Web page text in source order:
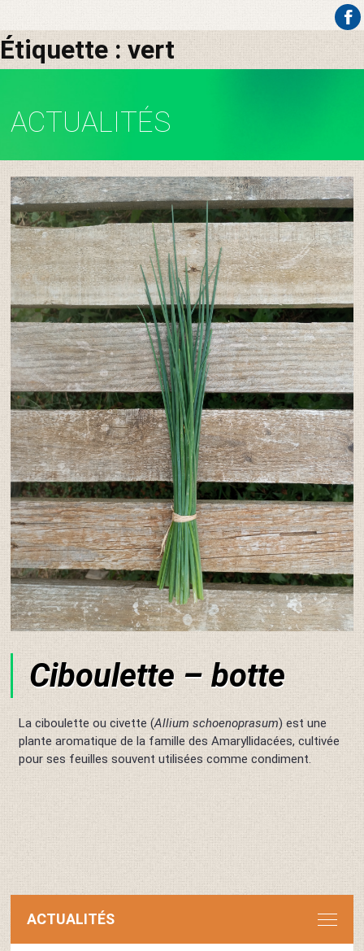
Aller
au
Étiquette :vert
ACTUALITÉS
Ciboulette – botte
La ciboulette ou civette (Allium schoenoprasum) est une
plante aromatique de la famille des Amaryllidacées, cultivée
pour ses feuilles souvent utilisées comme condiment.
ACTUALITÉS